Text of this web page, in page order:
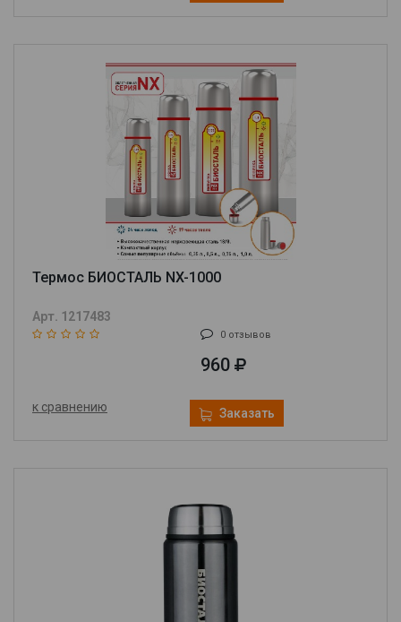
Термос БИОСТАЛЬ NX-1000
Арт. 1217483
0 отзывов
960
к сравнению Заказать